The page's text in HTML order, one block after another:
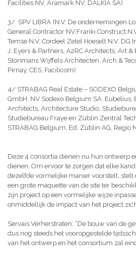
Facilities NV, Aramark NV, DALKIA SA)
3/ SPV LIBRA (N.V. De ondernemingen
General Contractor NV,Franki Construct
Temse N.V. Cordeel Zetel Hoeselt N.V. DG
J. Eyers & Partners, A2RC Architects, Art
Storimans Wijffels Architecten, Arch &
Pirnay, CES, Facilicom)
4/ STRABAG Real Estate – SODEXO
GmbH, NV Sodexo Belgium SA, Eubelius,
Architects, Architecture Studio,
Studiebureau Fraye en Züblin Zentral
STRABAG Belgium, Ed. Züblin AG, Regio
Deze 4 consortia dienen nu hun ontwerp
dienen. Om ervoor te zorgen dat elke
dezelfde vormelijke manier voorstelt, stelt
een grote maquette van de site ter
zijn project op een vormelijke wijze
onmiddellijk de impact van het project
Servais Verherstraten: “De bouw van de
dus nog steeds het vooropgestelde
van het ontwerp en het consortium zal